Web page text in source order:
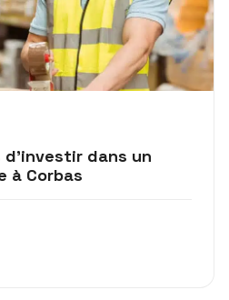
dans un
à Corbas